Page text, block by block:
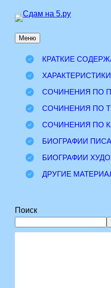
Перейти
содержимому
Меню
КРАТКИЕ
СОЧИНЕНИЯ ПО
СОЧИНЕНИЯ ПО
СОЧИНЕНИЯ ПО
БИОГРАФИИ
БИОГРАФИИ
ДРУГИЕ
Поиск